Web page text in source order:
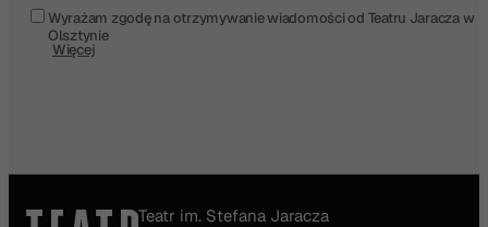
Wyrażam zgodę na otrzymywanie wiadomości od Teatru Jaracza w
Olsztynie
Więcej
Teatr im. Stefana Jaracza